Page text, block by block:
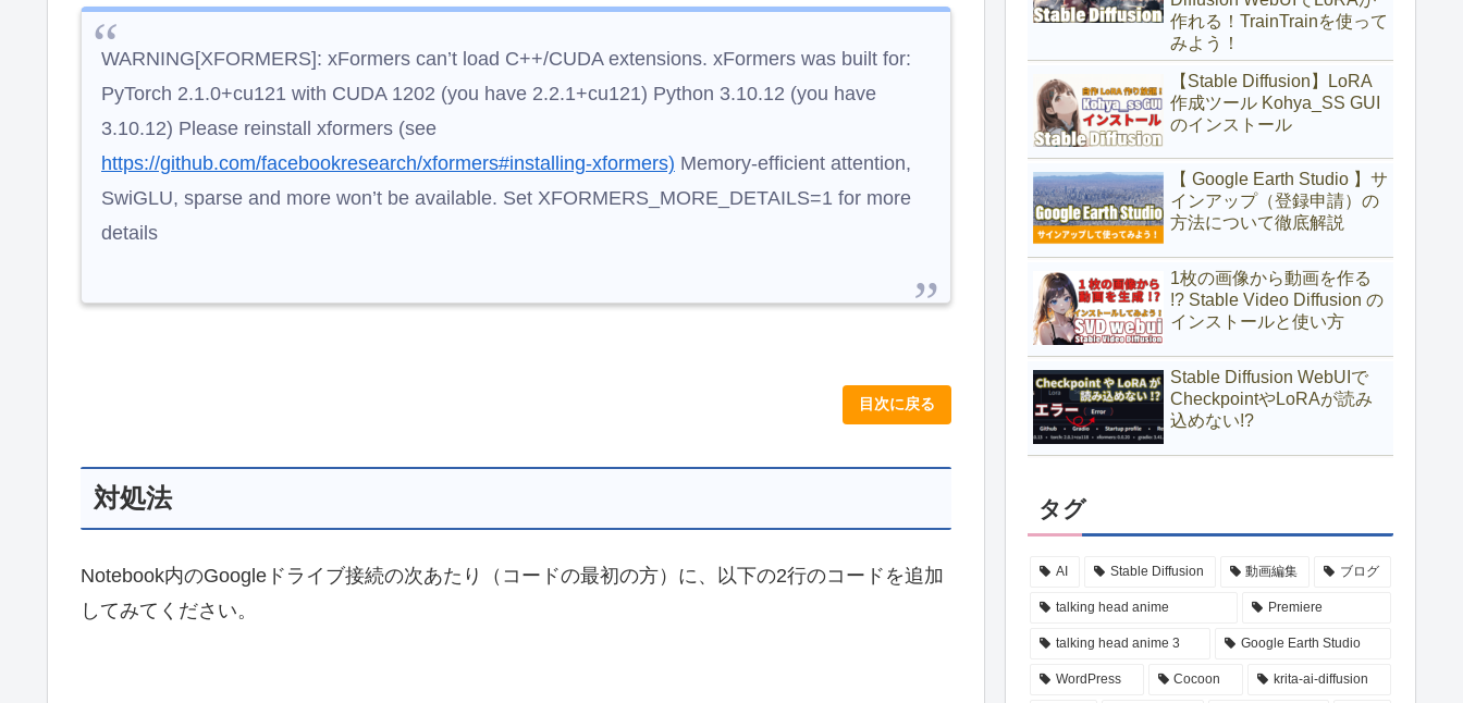
WARNING[XFORMERS]: xFormers can’t load C++/CUDA extensions. xFormers was built for:
PyTorch 2.1.0+cu121 with CUDA 1202 (you have 2.2.1+cu121) Python 3.10.12 (you have
3.10.12) Please reinstall xformers (see
https://github.com/facebookresearch/xformers#installing-xformers) Memory-efficient attention,
SwiGLU, sparse and more won’t be available. Set XFORMERS_MORE_DETAILS=1 for more
details
目次に戻る
対処法
Notebook内のGoogleドライブ接続の次あたり（コードの最初の方）に、以下の2行のコードを追加
してみてください。
作れる！TrainTrainを使って
みよう！
【Stable Diffusion】LoRA
作成ツール Kohya_SS GUI
のインストール
【 Google Earth Studio 】サ
インアップ（登録申請）の
方法について徹底解説
1枚の画像から動画を作る
!? Stable Video Diffusion の
インストールと使い方
Stable Diffusion WebUIで
CheckpointやLoRAが読み
込めない!?
タグ
AI Stable Diffusion 動画編集 ブログ
talking head anime Premiere
talking head anime 3 Google Earth Studio
WordPress Cocoon krita-ai-diffusion